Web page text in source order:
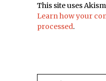
This site uses
Learn how your
processed.